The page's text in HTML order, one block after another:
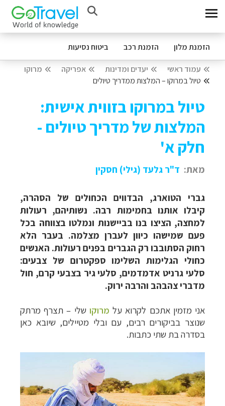
הזמנת מלון הזמנת רכב ביטוח נסיעות
עמוד ראשי יעדים ומדינות אפריקה
מרוקו
טיול במרוקו – המלצות ממדריך טיולים
טיול במרוקו בזווית אישית:
המלצות של מדריך טיולים -
חלק א'
מאת: ד"ר גלעד (גילי) חסקין
גברי הטוארג, הבדווים הכחולים של הסהרה,
קיבלו אותנו בחמימות רבה. נשותיהם, רעולות
למחצה, הציצו בנו בביישנות ונמלטו בצווחה בכל
פעם שמישהו כיוון לעברן מצלמה. בעבר הלא
רחוק הסתובבו רק הגברים בפנים רעולות. האנשים
כחולי הגלימות השלימו ספקטרום של צבעים:
סלעי גרניט אדמדמים, סלעי גיר בצבעי קרם, חול
מדברי צהבהב והרבה ירוק.
אני מזמין אתכם לקרוא על מרוקו שלי – תצרף מרתק
שנוצר בביקורים רבים, עם ובלי מטיילים, שיובא כאן
בסדרה בת שתי כתבות.